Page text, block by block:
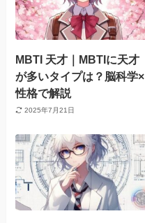
MBTI 天才｜MBTIに天才
が多いタイプは？脳科学×
性格で解説
2025年7月21日